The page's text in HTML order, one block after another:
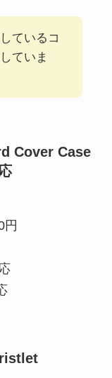
ているコ
ていま
Cover Case
円